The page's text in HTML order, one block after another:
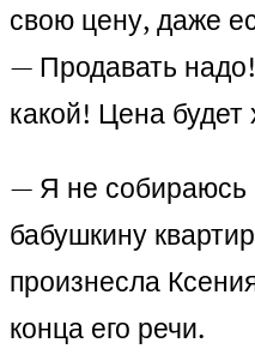
свою цену, даже
— Продавать
какой! Цена
— Я не собираюсь
бабушкину
произнесла
конца его речи.